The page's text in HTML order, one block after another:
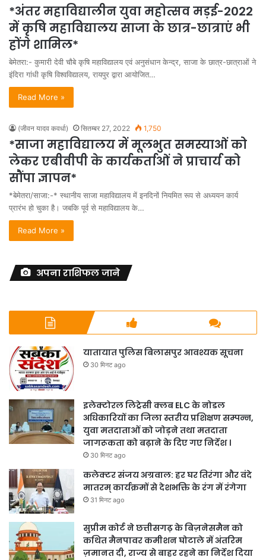
*अंतर महाविद्यालीन युवा महोत्सव मड़ई-2022
में कृषि महाविद्यालय साजा के छात्र-छात्राएं भी
होंगे शामिल*
बेमेतरा:- कुमारी देवी चौबे कृषि महाविद्यालय एवं अनुसंधान केन्द्र, साजा के छात्र-छात्राओं ने
इंदिरा गांधी कृषि विश्वविद्यालय, रायपुर द्वारा आयोजित…
Read More »
(जीवन यादव कवर्धा) सितम्बर 27, 2022 1,750
*साजा महाविद्यालय में मूलभुत समस्याओं को
लेकर एबीवीपी के कार्यकर्ताओं ने प्राचार्य को
सौंपा ज्ञापन*
*बेमेतरा/साजा:-* स्थानीय साजा महाविद्यालय में इनदिनों नियमित रूप से अध्ययन कार्य
प्रारंभ हो चुका है। जबकि पूर्व से महाविद्यालय के…
Read More »
अपना राशिफल जाने
यातायात पुलिस बिलासपुर आवश्यक सूचना
30 मिनट ago
इलेक्टोरल लिट्रेसी क्लब ELC के नोडल
अधिकारियों का जिला स्तरीय प्रशिक्षण सम्पन्न,
युवा मतदाताओं को जोड़ने तथा मतदाता
जागरूकता को बढ़ाने के दिए गए निर्देश ।
30 मिनट ago
कलेक्टर संजय अग्रवाल: हर घर तिरंगा और वंदे
मातरम् कार्यक्रमों से देशभक्ति के रंग में रंगेगा
31 मिनट ago
सुप्रीम कोर्ट ने छत्तीसगढ़ के बिज़नेसमैन को
कथित मैनपावर कमीशन घोटाले में अंतरिम
ज़मानत दी, राज्य से बाहर रहने का निर्देश दिया